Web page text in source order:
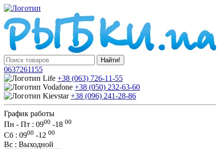
Найти!
0637261155
+38 (063) 726-11-55
+38 (050) 232-63-60
+38 (096) 241-28-86
График работы
Пн - Пт : 0900 -18 00
Сб : 0900 -12 00
Вс : Выходной